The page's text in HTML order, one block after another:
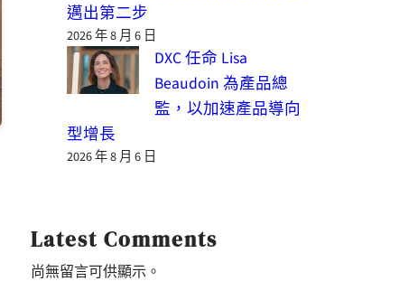
邁出第二步
2026 年 8 月 6 日
DXC 任命 Lisa
Beaudoin 為產品總
監，以加速產品導向
型增長
2026 年 8 月 6 日
Latest Comments
尚無留言可供顯示。